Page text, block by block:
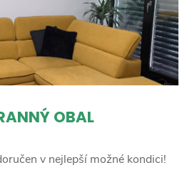
OBAL
v nejlepší možné kondici!